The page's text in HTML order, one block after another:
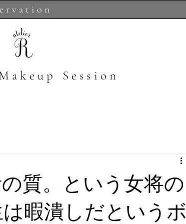
Session
質。という女将の
暇潰しだというボ